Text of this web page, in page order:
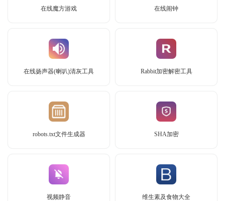
在线魔方游戏 在线闹钟
在线扬声器(喇叭)清灰工具 Rabbit加密解密工具
robots.txt文件生成器 SHA加密
视频静音 维生素及食物大全